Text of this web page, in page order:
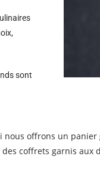
sont
offrons un
coffrets garnis